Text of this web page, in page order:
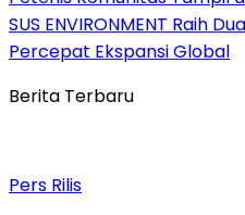
SUS ENVIRONMENT Raih
Percepat Ekspansi Global
Berita Terbaru
Pers Rilis